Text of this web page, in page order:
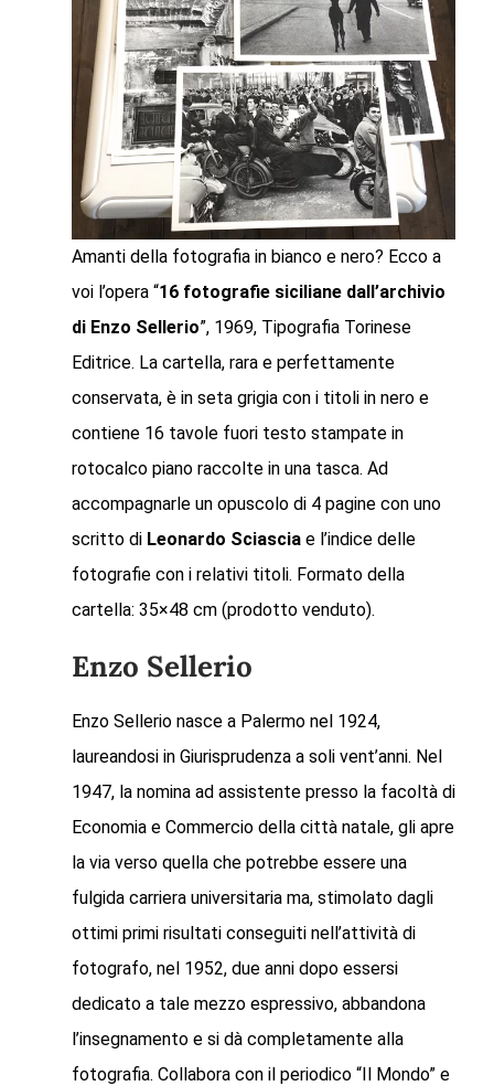
Amanti della fotografia in bianco e nero? Ecco a
voi l’opera “16 fotografie siciliane dall’archivio
di Enzo Sellerio”, 1969, Tipografia Torinese
Editrice. La cartella, rara e perfettamente
conservata, è in seta grigia con i titoli in nero e
contiene 16 tavole fuori testo stampate in
rotocalco piano raccolte in una tasca. Ad
accompagnarle un opuscolo di 4 pagine con uno
scritto di Leonardo Sciascia e l’indice delle
fotografie con i relativi titoli. Formato della
cartella: 35×48 cm (prodotto venduto).
Enzo Sellerio
Enzo Sellerio nasce a Palermo nel 1924,
laureandosi in Giurisprudenza a soli vent’anni. Nel
1947, la nomina ad assistente presso la facoltà di
Economia e Commercio della città natale, gli apre
la via verso quella che potrebbe essere una
fulgida carriera universitaria ma, stimolato dagli
ottimi primi risultati conseguiti nell’attività di
fotografo, nel 1952, due anni dopo essersi
dedicato a tale mezzo espressivo, abbandona
l’insegnamento e si dà completamente alla
fotografia. Collabora con il periodico “Il Mondo” e